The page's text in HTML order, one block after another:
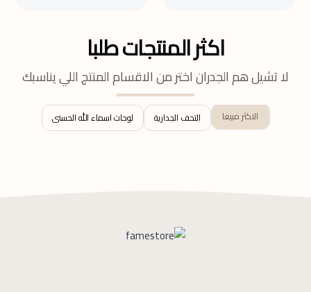
اكثر المنتجات طلبا
لا تشيل هم الجدران اختر من الاقسام المنتج اللي يناسبك
الاكثر مبيعا التحف الجدارية لوحات اسماء الله الحسنى